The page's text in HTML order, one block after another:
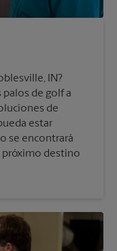
IN?
palos de golf a
de
estar
se encontrará
próximo destino